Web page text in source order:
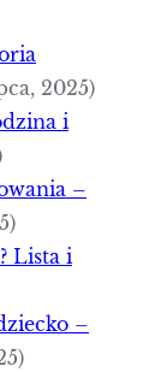
2025)
i
–
Lista i
–